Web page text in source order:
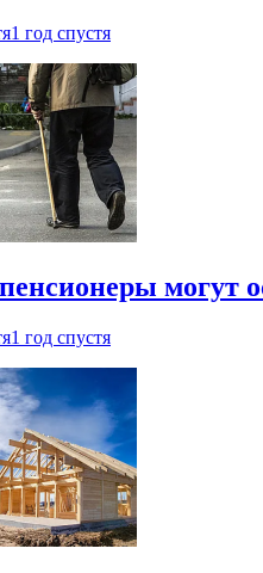
1 год спустя
могут
1 год спустя